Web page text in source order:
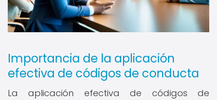
Importancia de la aplicación
efectiva de códigos de conducta
La aplicación efectiva de códigos de